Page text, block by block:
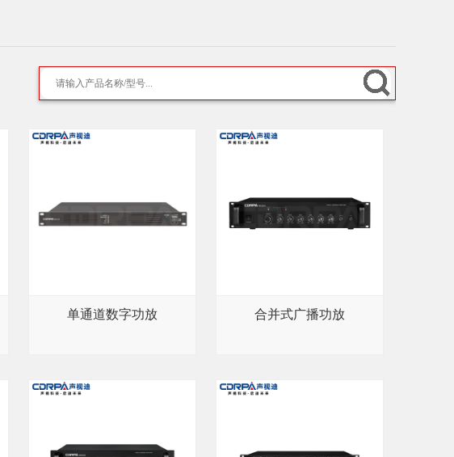
单通道数字功放 合并式广播功放